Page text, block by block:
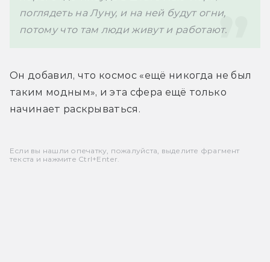
поглядеть на Луну, и на ней будут огни,
потому что там люди живут и работают.
Он добавил, что космос «ещё никогда не был
таким модным», и эта сфера ещё только
начинает раскрываться.
Если вы нашли опечатку, пожалуйста, выделите фрагмент
текста и нажмите Ctrl+Enter.